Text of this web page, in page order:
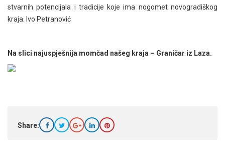
stvarnih potencijala i tradicije koje ima nogomet novogradiškog
kraja. Ivo Petranović
Na slici najuspješnija momčad našeg kraja – Graničar iz Laza.
Share: